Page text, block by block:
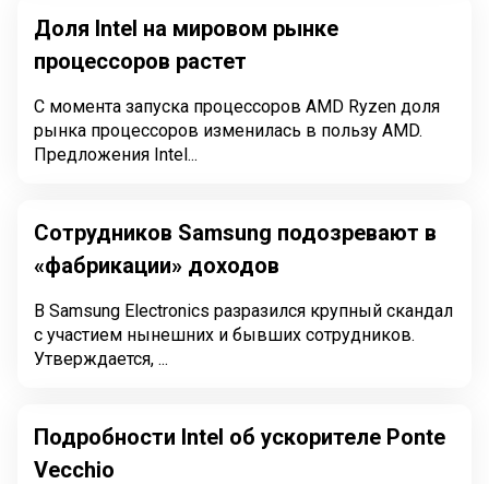
Доля Intel на мировом рынке
процессоров растет
С момента запуска процессоров AMD Ryzen доля
рынка процессоров изменилась в пользу AMD.
Предложения Intel...
Сотрудников Samsung подозревают в
«фабрикации» доходов
В Samsung Electronics разразился крупный скандал
с участием нынешних и бывших сотрудников.
Утверждается, ...
Подробности Intel об ускорителе Ponte
Vecchio